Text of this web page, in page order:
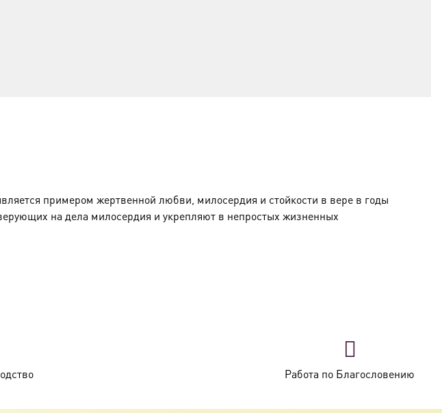
примером жертвенной любви, милосердия и стойкости в вере в годы
на дела милосердия и укрепляют в непростых жизненных
Церковь, Валентина не отреклась от своих убеждений. Она стала активной
условия, она продолжала молиться и поддерживать дух другихРабота по Благословению